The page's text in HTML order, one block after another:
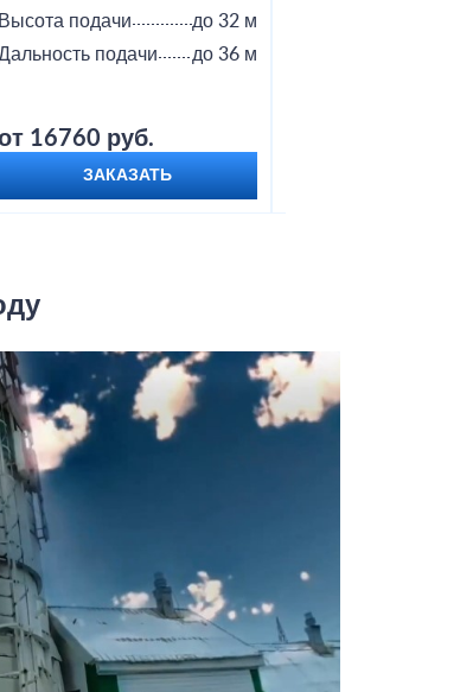
Высота подачи
до 32 м
подачи
до 36 м
16760 руб.
ЗАКАЗАТЬ